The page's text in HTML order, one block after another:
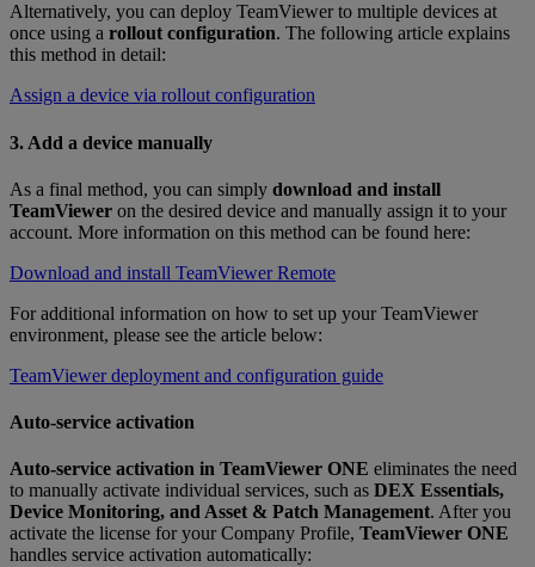
Alternatively, you can deploy TeamViewer to multiple devices at
once using a rollout configuration. The following article explains
this method in detail:
Assign a device via rollout configuration
3. Add a device manually
As a final method, you can simply download and install
TeamViewer on the desired device and manually assign it to your
account. More information on this method can be found here:
Download and install TeamViewer Remote
For additional information on how to set up your TeamViewer
environment, please see the article below:
TeamViewer deployment and configuration guide
Auto-service activation
Auto‑service activation in TeamViewer ONE eliminates the need
to manually activate individual services, such as DEX Essentials,
Device Monitoring, and Asset & Patch Management. After you
activate the license for your Company Profile, TeamViewer ONE
handles service activation automatically: